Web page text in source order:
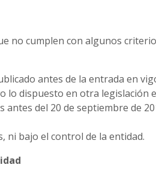
no cumplen con algunos
antes de la entrada en
lo dispuesto en otra legislación
del 20 de septiembre de
ni bajo el control de la entidad.